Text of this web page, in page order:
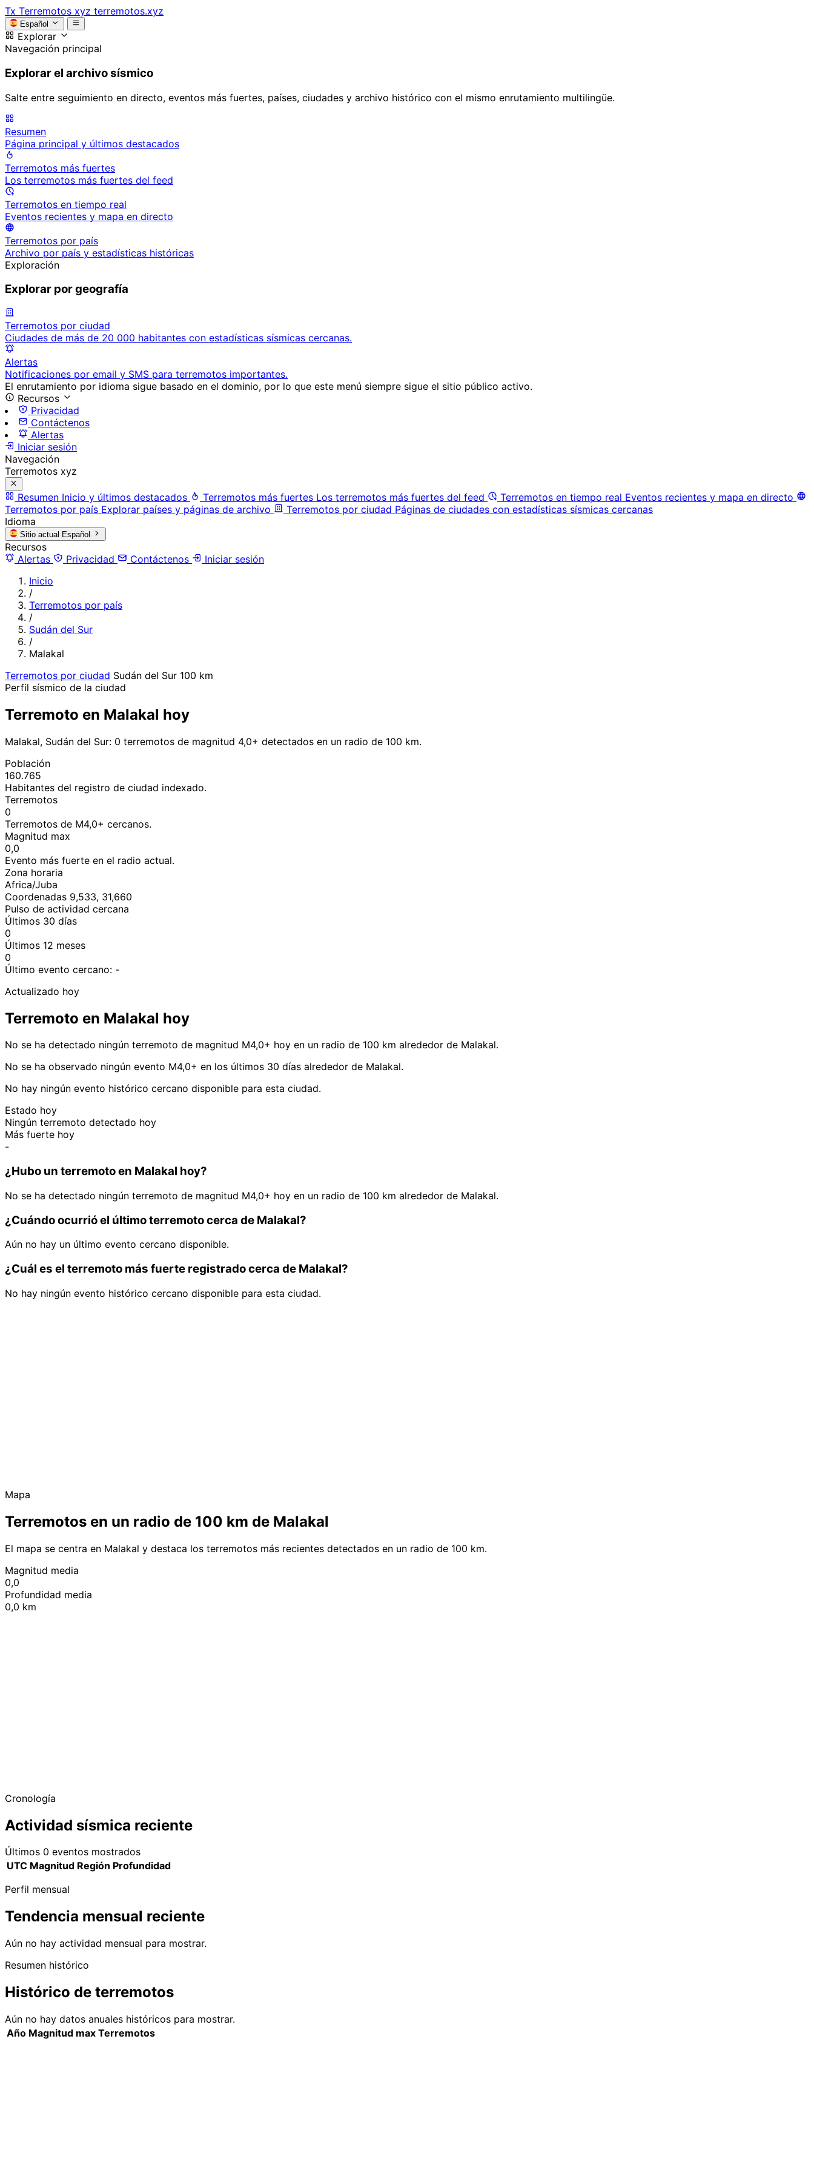
Tx Terremotos xyz terremotos.xyz
Español
Explorar
Navegación principal
Explorar el archivo sísmico
Salte entre seguimiento en directo, eventos más fuertes, países, ciudades y archivo histórico con el mismo enrutamiento multilingüe.
Resumen
Página principal y últimos destacados
Terremotos más fuertes
Los terremotos más fuertes del feed
Terremotos en tiempo real
Eventos recientes y mapa en directo
Terremotos por país
Archivo por país y estadísticas históricas
Exploración
Explorar por geografía
Terremotos por ciudad
Ciudades de más de 20 000 habitantes con estadísticas sísmicas cercanas.
Alertas
Notificaciones por email y SMS para terremotos importantes.
El enrutamiento por idioma sigue basado en el dominio, por lo que este menú siempre sigue el sitio público activo.
Recursos
Privacidad
Contáctenos
Alertas
Iniciar sesión
Navegación
Terremotos xyz
Resumen Inicio y últimos destacados Terremotos más fuertes Los terremotos más fuertes del feed Terremotos en tiempo real Eventos recientes y mapa en directo
Terremotos por país Explorar países y páginas de archivo Terremotos por ciudad Páginas de ciudades con estadísticas sísmicas cercanas
Idioma
Sitio actual Español
Recursos
Alertas
Privacidad Contáctenos
Iniciar sesión
Inicio
/
Terremotos por país
/
Sudán del Sur
/
Malakal
Terremotos por ciudad Sudán del Sur 100 km
Perfil sísmico de la ciudad
Terremoto en Malakal hoy
Malakal, Sudán del Sur: 0 terremotos de magnitud 4,0+ detectados en un radio de 100 km.
Población
160.765
Habitantes del registro de ciudad indexado.
Terremotos
0
Terremotos de M4,0+ cercanos.
Magnitud max
0,0
Evento más fuerte en el radio actual.
Zona horaria
Africa/Juba
Coordenadas 9,533, 31,660
Pulso de actividad cercana
Últimos 30 días
0
Últimos 12 meses
0
Último evento cercano: -
Actualizado hoy
Terremoto en Malakal hoy
No se ha detectado ningún terremoto de magnitud M4,0+ hoy en un radio de 100 km alrededor de Malakal.
No se ha observado ningún evento M4,0+ en los últimos 30 días alrededor de Malakal.
No hay ningún evento histórico cercano disponible para esta ciudad.
Estado hoy
Ningún terremoto detectado hoy
Más fuerte hoy
-
¿Hubo un terremoto en Malakal hoy?
No se ha detectado ningún terremoto de magnitud M4,0+ hoy en un radio de 100 km alrededor de Malakal.
¿Cuándo ocurrió el último terremoto cerca de Malakal?
Aún no hay un último evento cercano disponible.
¿Cuál es el terremoto más fuerte registrado cerca de Malakal?
No hay ningún evento histórico cercano disponible para esta ciudad.
Mapa
Terremotos en un radio de 100 km de Malakal
El mapa se centra en Malakal y destaca los terremotos más recientes detectados en un radio de 100 km.
Magnitud media
0,0
Profundidad media
0,0 km
Cronología
Actividad sísmica reciente
Últimos 0 eventos mostrados
UTC Magnitud Región Profundidad
Perfil mensual
Tendencia mensual reciente
Aún no hay actividad mensual para mostrar.
Resumen histórico
Histórico de terremotos
Aún no hay datos anuales históricos para mostrar.
Año Magnitud max Terremotos